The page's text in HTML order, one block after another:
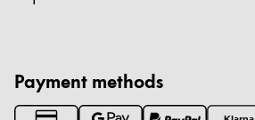
Payment methods